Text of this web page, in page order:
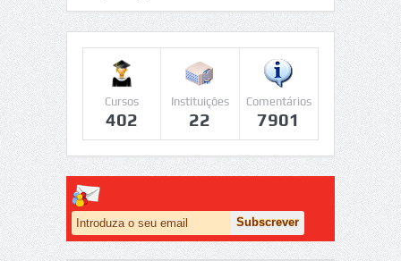
Cursos
402
Instituições
22
Comentários
7901